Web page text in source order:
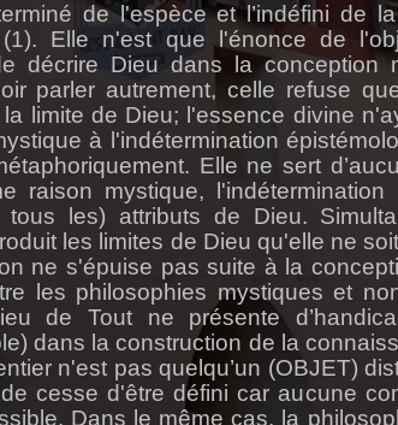
de l'espèce et l’indéfini de
Elle n'est que l'énonce de
décrire Dieu dans la conception
parler autrement, celle refuse
limite de Dieu; l'essence divine
à l'indétermination
Elle ne sert
raison mystique,
les) attributs de Dieu.
les limites de Dieu qu'elle ne
ne s'épuise pas suite à la
les philosophies mystiques et
de Tout ne présente
dans la construction de la
n'est pas quelqu’un (OBJET)
cesse d'être défini car aucune
Dans le même cas, la